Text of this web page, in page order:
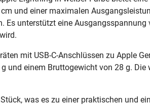
und einer maximalen
Es unterstützt eine
mit USB-C-Anschlüssen zu Apple
und einem Bruttogewicht von 28 g.
was es zu einer praktischen und